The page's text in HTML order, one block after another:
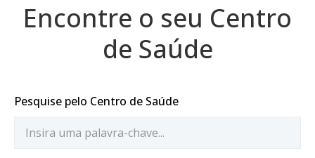
Encontre o seu Centro
de Saúde
Pesquise pelo Centro de Saúde